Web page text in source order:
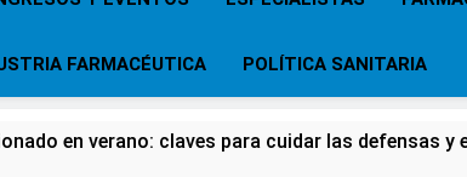
FARMACÉUTICA POLÍTICA SANITARIA
en verano: claves para cuidar las defensas